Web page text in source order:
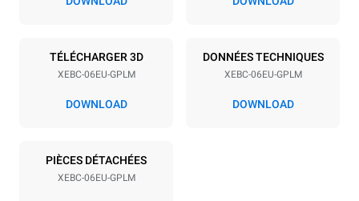
19 kW
Type de prise
*Consommation en kwh et émissions de co2
Consommation en kWh
TÉLÉCHARGER 3D
XEBC-06EU-GPLM
DOWNLOAD
DONNÉES TECHNIQUES
XEBC-06EU-GPLM
DOWNLOAD
PIÈCES DÉTACHÉES
XEBC-06EU-GPLM